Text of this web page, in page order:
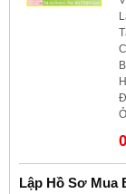
Lập Hồ Sơ Mua